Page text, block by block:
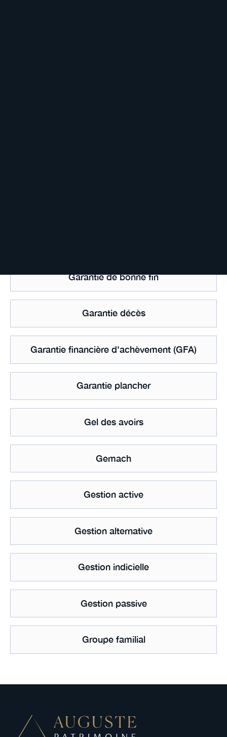
Garantie de bonne fin
Garantie décès
Garantie financière d'achèvement (GFA)
Garantie plancher
Gel des avoirs
Gemach
Gestion active
Gestion alternative
Gestion indicielle
Gestion passive
Groupe familial